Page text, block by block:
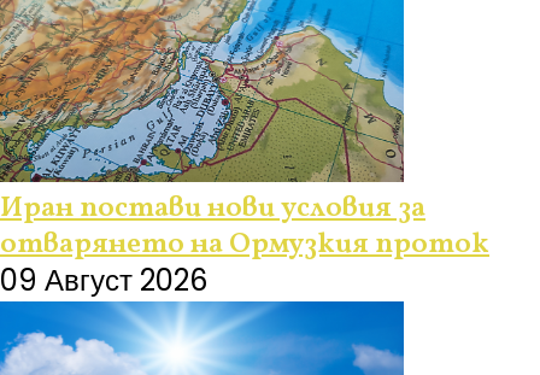
Иран постави нови условия за
отварянето на Ормузкия проток
09 Август 2026